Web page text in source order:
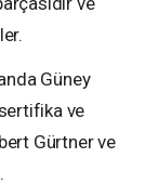
Güney
ve
Gürtner ve